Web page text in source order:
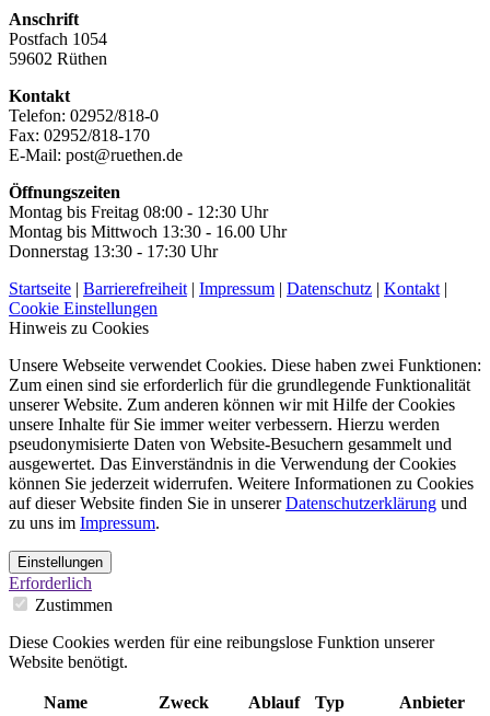
Anschrift
Postfach 1054
59602 Rüthen
Kontakt
Telefon: 02952/818-0
Fax: 02952/818-170
E-Mail: post@ruethen.de
Öffnungszeiten
Montag bis Freitag 08:00 - 12:30 Uhr
Montag bis Mittwoch 13:30 - 16.00 Uhr
Donnerstag 13:30 - 17:30 Uhr
Startseite | Barrierefreiheit | Impressum | Datenschutz | Kontakt |
Cookie Einstellungen
Hinweis zu Cookies
Unsere Webseite verwendet Cookies. Diese haben zwei Funktionen:
Zum einen sind sie erforderlich für die grundlegende Funktionalität
unserer Website. Zum anderen können wir mit Hilfe der Cookies
unsere Inhalte für Sie immer weiter verbessern. Hierzu werden
pseudonymisierte Daten von Website-Besuchern gesammelt und
ausgewertet. Das Einverständnis in die Verwendung der Cookies
können Sie jederzeit widerrufen. Weitere Informationen zu Cookies
auf dieser Website finden Sie in unsererDatenschutzerklärung und
zu uns im Impressum.
Einstellungen
Erforderlich
Zustimmen
Diese Cookies werden für eine reibungslose Funktion unserer
Website benötigt.
Name Zweck Ablauf Typ Anbieter